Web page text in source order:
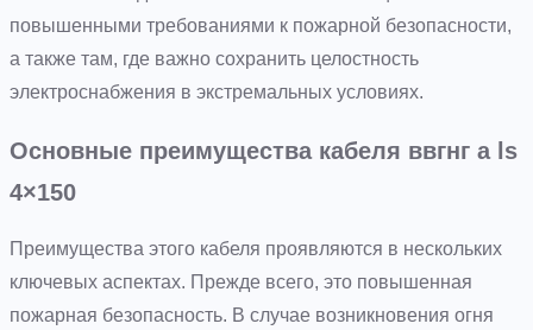
повышенными требованиями к пожарной безопасности,
а также там, где важно сохранить целостность
электроснабжения в экстремальных условиях.
Основные преимущества кабеля ввгнг а ls
4×150
Преимущества этого кабеля проявляются в нескольких
ключевых аспектах. Прежде всего, это повышенная
пожарная безопасность. В случае возникновения огня